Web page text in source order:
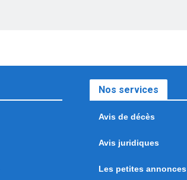
Nos services
Avis de décès
Avis juridiques
Les petites annonces